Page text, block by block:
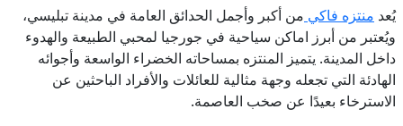
يُعد منتزه فاكي من أكبر وأجمل الحدائق العامة في مدينة تبليسي،
ويُعتبر من أبرز اماكن سياحية في جورجيا لمحبي الطبيعة والهدوء
داخل المدينة. يتميز المنتزه بمساحاته الخضراء الواسعة وأجوائه
الهادئة التي تجعله وجهة مثالية للعائلات والأفراد الباحثين عن
الاسترخاء بعيدًا عن صخب العاصمة.